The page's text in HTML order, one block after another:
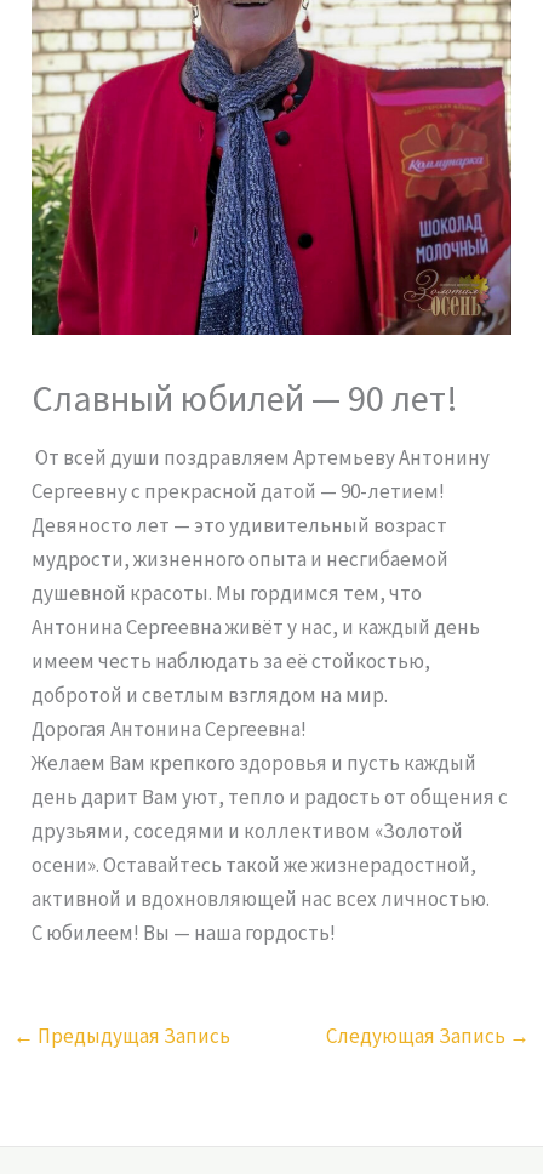
Славный юбилей — 90 лет!
От всей души поздравляем Артемьеву Антонину
Сергеевну с прекрасной датой — 90-летием!
Девяносто лет — это удивительный возраст
мудрости, жизненного опыта и несгибаемой
душевной красоты. Мы гордимся тем, что
Антонина Сергеевна живёт у нас, и каждый день
имеем честь наблюдать за её стойкостью,
добротой и светлым взглядом на мир.
Дорогая Антонина Сергеевна!
Желаем Вам крепкого здоровья и пусть каждый
день дарит Вам уют, тепло и радость от общения с
друзьями, соседями и коллективом «Золотой
осени». Оставайтесь такой же жизнерадостной,
активной и вдохновляющей нас всех личностью.
С юбилеем! Вы — наша гордость!
← Предыдущая Запись Следующая Запись →